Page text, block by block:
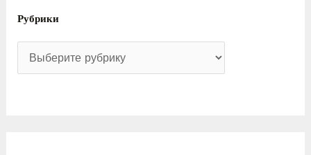
Рубрики